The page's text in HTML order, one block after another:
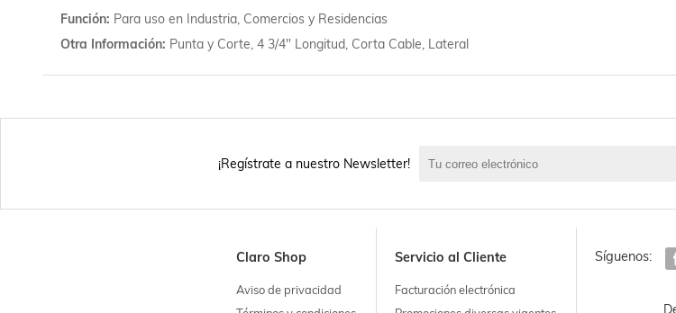
Función Para uso en Industria, Comercios y Residencias
Otra Información Punta y Corte, 4 3/4" Longitud, Corta Cable, Lateral
¡Regístrate a nuestro Newsletter!
Claro Shop
Aviso de privacidad
Servicio al Cliente
Facturación electrónica
Síguenos: